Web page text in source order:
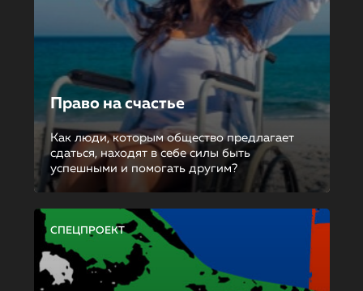
Право на счастье
Как люди, которым общество предлагает
сдаться, находят в себе силы быть
успешными и помогать другим?
СПЕЦПРОЕКТ